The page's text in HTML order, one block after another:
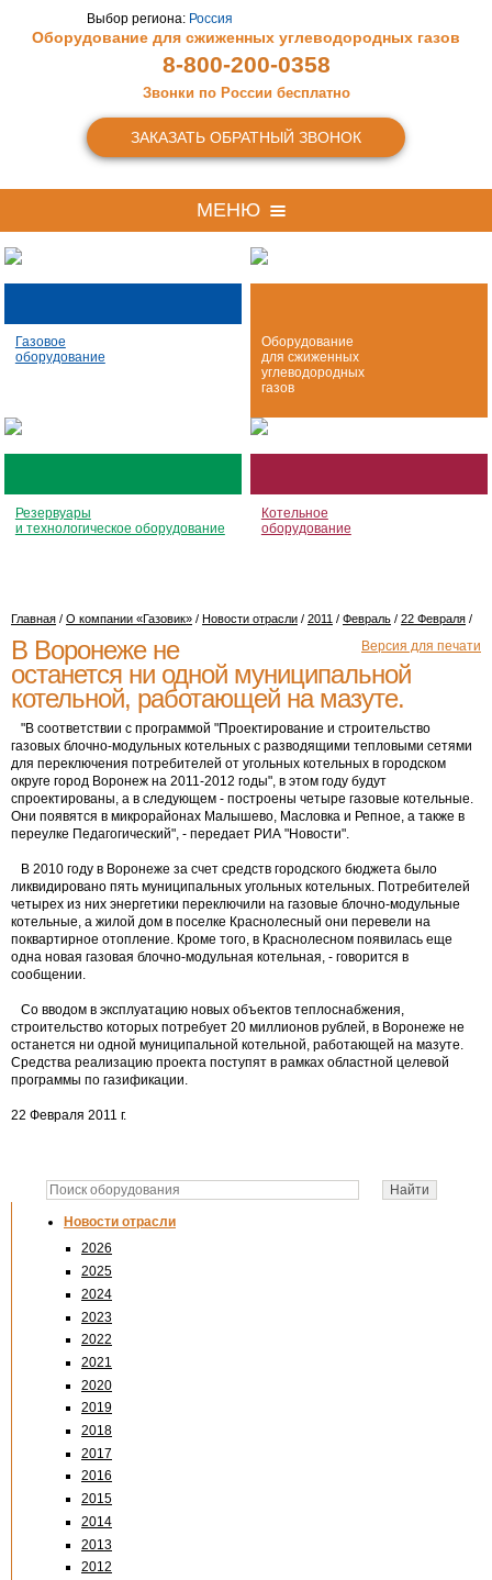
Выбор региона: Россия
Оборудование для сжиженных углеводородных газов
8-800-200-0358
Звонки по России бесплатно
ЗАКАЗАТЬ ОБРАТНЫЙ ЗВОНОК
МЕНЮ
Газовое
оборудование
Оборудование
для сжиженных
углеводородных
газов
Резервуары
и технологическое оборудование
Котельное
оборудование
Новости отрасли
2026
2025
2024
2023
2022
2021
2020
2019
2018
2017
2016
2015
2014
2013
2012
Главная / О компании «Газовик» / Новости отрасли / 2011 / Февраль / 22 Февраля /
Версия для печати
В Воронеже не
останется ни одной муниципальной
котельной, работающей на мазуте.
"В соответствии с программой "Проектирование и строительство
газовых блочно-модульных котельных с разводящими тепловыми сетями
для переключения потребителей от угольных котельных в городском
округе город Воронеж на 2011-2012 годы", в этом году будут
спроектированы, а в следующем - построены четыре газовые котельные.
Они появятся в микрорайонах Малышево, Масловка и Репное, а также в
переулке Педагогический", - передает РИА "Новости".
В 2010 году в Воронеже за счет средств городского бюджета было
ликвидировано пять муниципальных угольных котельных. Потребителей
четырех из них энергетики переключили на газовые блочно-модульные
котельные, а жилой дом в поселке Краснолесный они перевели на
поквартирное отопление. Кроме того, в Краснолесном появилась еще
одна новая газовая блочно-модульная котельная, - говорится в
сообщении.
Со вводом в эксплуатацию новых объектов теплоснабжения,
строительство которых потребует 20 миллионов рублей, в Воронеже не
останется ни одной муниципальной котельной, работающей на мазуте.
Средства реализацию проекта поступят в рамках областной целевой
программы по газификации.
22 Февраля 2011 г.